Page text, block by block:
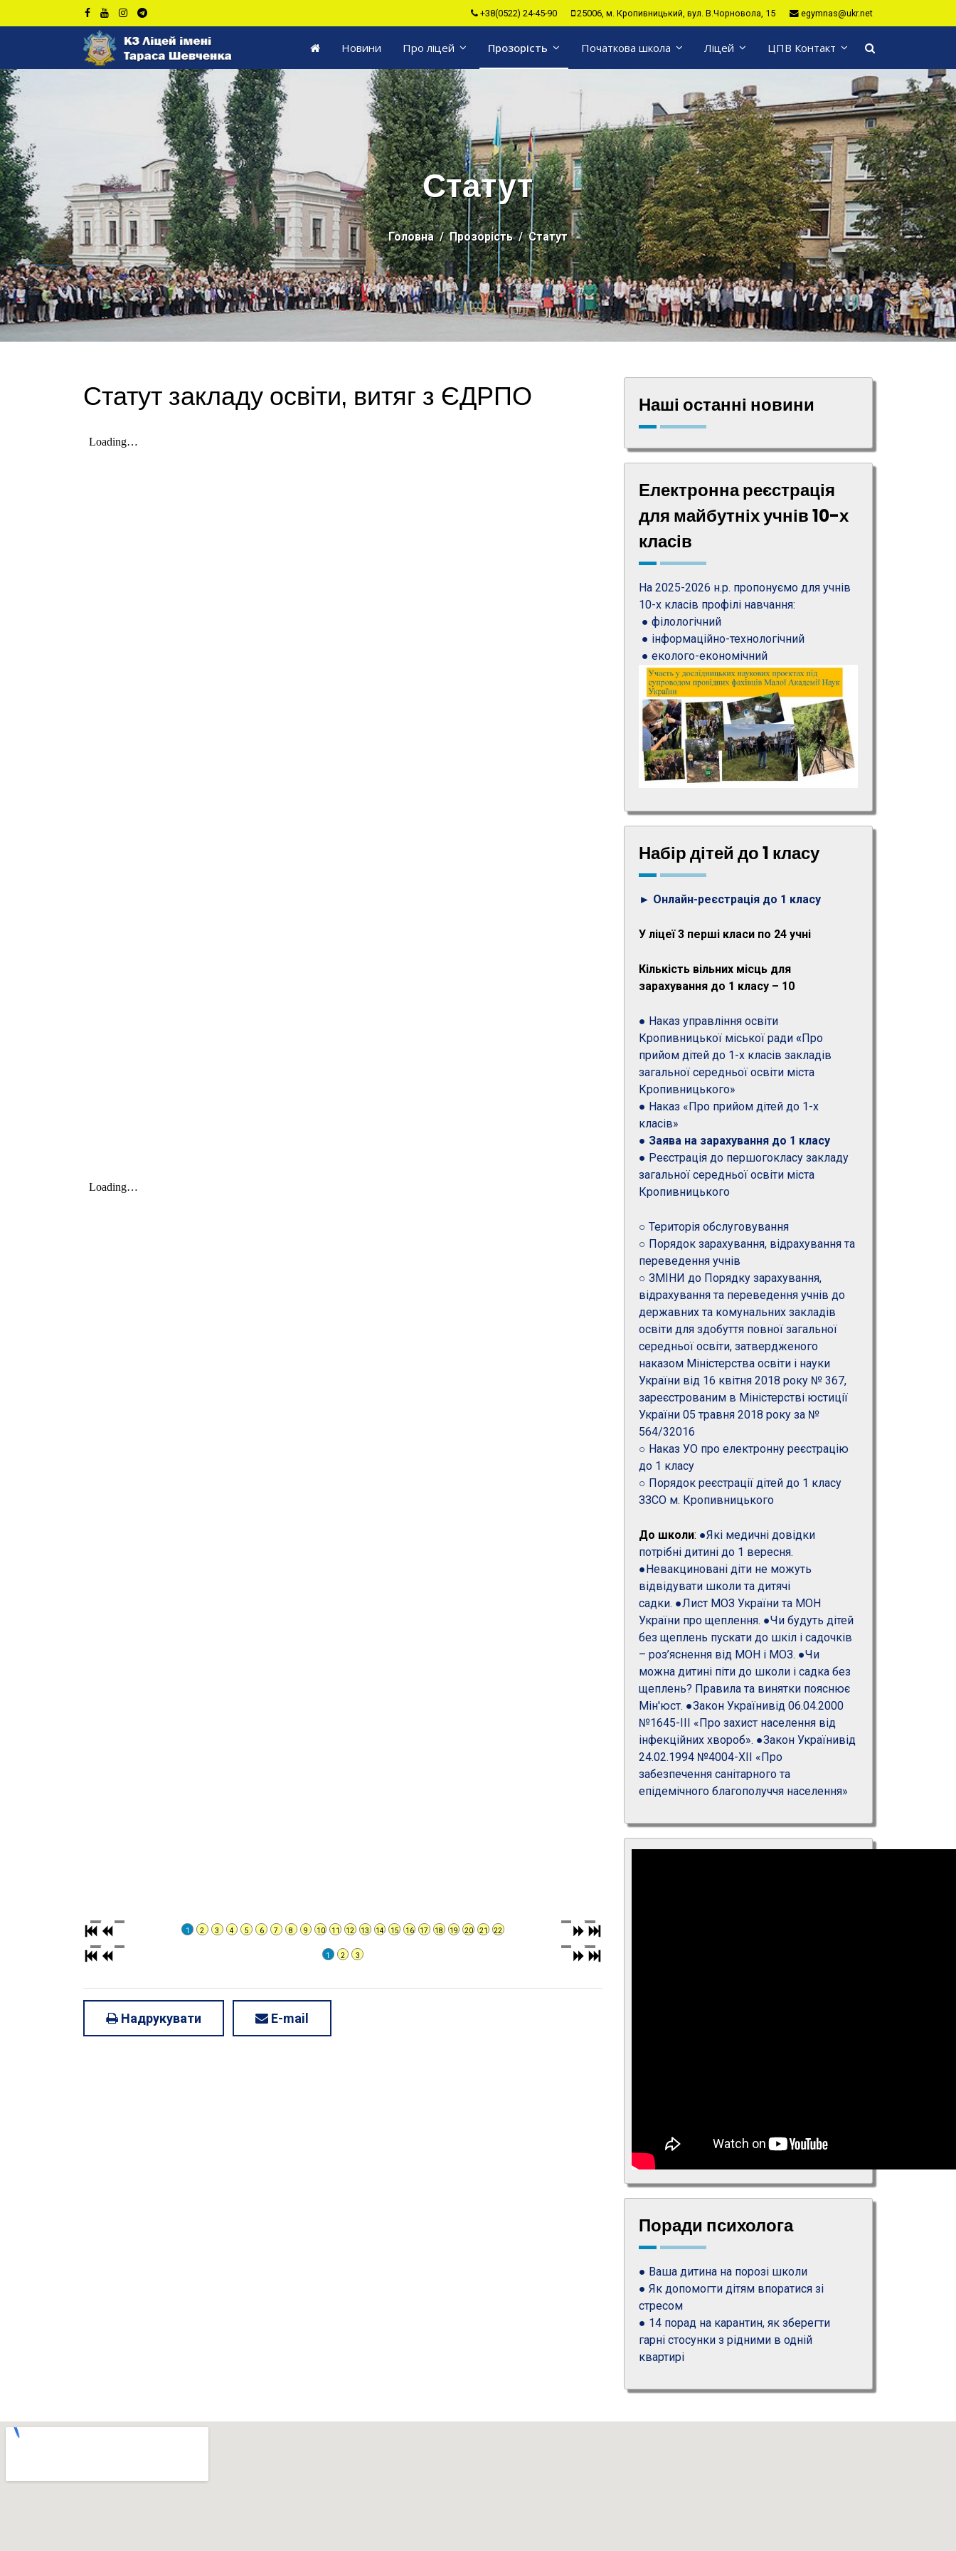
+38(0522) 24-45-90 25006, м. Кропивницький, вул. В.Чорновола, 15 egymnas@ukr.net
Новини Про ліцей Прозорість Початкова школа Ліцей ЦПВ Контакт
Статут
Головна Прозорість Статут
Статут закладу освіти, витяг з ЄДРПО
1 2 3 4 5 6 7 8 9 10 11 12 13 14 15 16 17 18 19 20 21 22
1 2 3
Надрукувати E-mail
Наші останні новини
Електронна реєстрація
для майбутніх учнів 10-х
класів
На 2025-2026 н.р. пропонуємо для учнів
10-х класів профілі навчання:
● філологічний
● інформаційно-технологічний
● еколого-економічний
Набір дітей до 1 класу
► Онлайн-реєстрація до 1 класу
У ліцеї 3 перші класи по 24 учні
Кількість вільних місць для
зарахування до 1 класу – 10
● Наказ управління освіти
Кропивницької міської ради « Про
прийом дітей до 1-х класів закладів
загальної середньої освіти міста
Кропивницького»
● Наказ «Про прийом дітей до 1-х
класів»
● Заява на зарахування до 1 класу
● Реєстрація до першогокласу закладу
загальної середньої освіти міста
Кропивницького
○ Територія обслуговування
○ Порядок зарахування, відрахування та
переведення учнів
○ ЗМІНИ до Порядку зарахування,
відрахування та переведення учнів до
державних та комунальних закладів
освіти для здобуття повної загальної
середньої освіти, затвердженого
наказом Міністерства освіти і науки
України від 16 квітня 2018 року № 367,
зареєстрованим в Міністерстві юстиції
України 05 травня 2018 року за №
564/32016
○ Наказ УО про електронну реєстрацію
до 1 класу
○ Порядок реєстрації дітей до 1 класу
ЗЗСО м. Кропивницького
До школи: ●Які медичні довідки
потрібні дитині до 1 вересня.
●Невакциновані діти не можуть
відвідувати школи та дитячі
садки. ●Лист МОЗ України та МОН
України про щеплення. ●Чи будуть дітей
без щеплень пускати до шкіл і садочків
– роз’яснення від МОН і МОЗ. ●Чи
можна дитині піти до школи і садка без
щеплень? Правила та винятки пояснює
Мін'юст. ●Закон Українивід 06.04.2000
№1645-III «Про захист населення від
інфекційних хвороб». ●Закон Українивід
24.02.1994 №4004-XII «Про
забезпечення санітарного та
епідемічного благополуччя населення»
Поради психолога
● Ваша дитина на порозі школи
● Як допомогти дітям впоратися зі
стресом
● 14 порад на карантин, як зберегти
гарні стосунки з рідними в одній
квартирі